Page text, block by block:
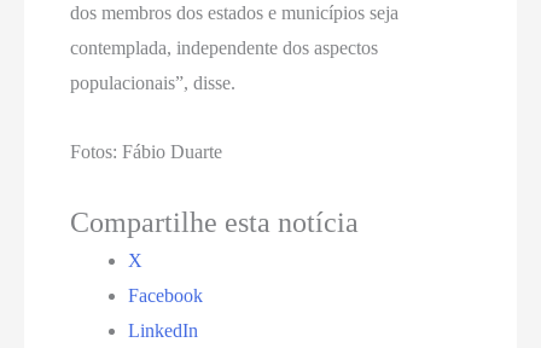
dos membros dos estados e municípios seja
contemplada, independente dos aspectos
populacionais”, disse.
Fotos: Fábio Duarte
Compartilhe esta notícia
X
Facebook
LinkedIn